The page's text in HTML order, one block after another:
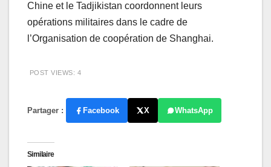
Chine et le Tadjikistan coordonnent leurs
opérations militaires dans le cadre de
l’Organisation de coopération de Shanghai.
POST VIEWS: 4
Partager : Facebook X WhatsApp
Similaire